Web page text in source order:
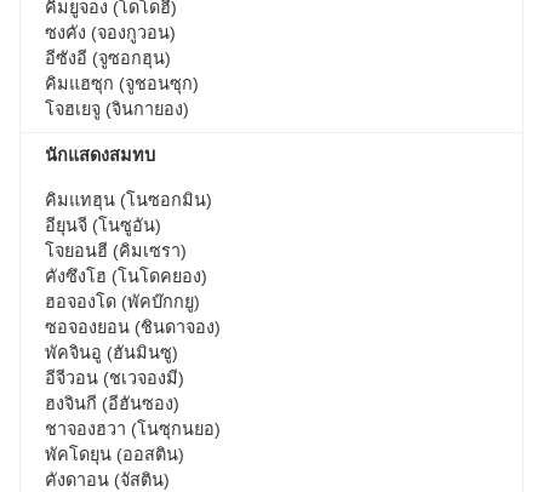
คิมยูจอง (โดโดฮี)
ซงคัง (จองกูวอน)
อีซังอี (จูซอกฮุน)
คิมแฮซุก (จูชอนซุก)
โจฮเยจู (จินกายอง)
นักแสดงสมทบ
คิมแทฮุน (โนซอกมิน)
อียุนจี (โนซูอัน)
โจยอนฮี (คิมเซรา)
คังซึงโฮ (โนโดคยอง)
ฮอจองโด (พัคบ๊กกยู)
ซอจองยอน (ชินดาจอง)
พัคจินอู (ฮันมินซู)
อีจีวอน (ชเวจองมี)
ฮงจินกี (อีฮันซอง)
ชาจองฮวา (โนซุกนยอ)
พัคโดยุน (ออสติน)
คังดาอน (จัสติน)